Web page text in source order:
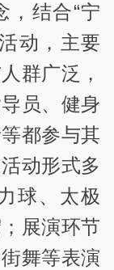
，结合“宁
动，主要
群广泛，
员、健身
都参与其
动形式多
球、太极
展演环节
舞等表演